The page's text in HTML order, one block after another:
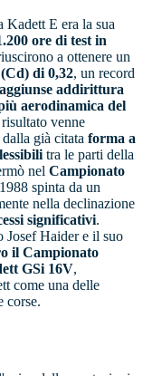
E era la sua
ore di test in
a ottenere un
(Cd) di 0,32, un record
addirittura
aerodinamica del
venne
già citata forma a
tra le parti della
nel Campionato
spinta da un
nella declinazione
significativi.
Josef Haider e il suo
il Campionato
GSi 16V,
come una delle
corse.